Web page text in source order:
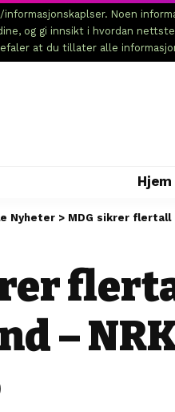
Noen
og gi innsikt i hvordan
at du tillater alle
Hjem
Nyheter > MDG sikrer flertall
–